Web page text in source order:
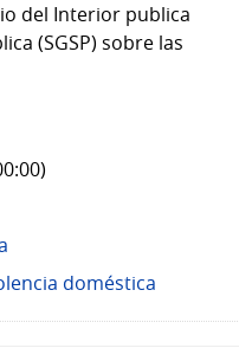
del Interior publica
(SGSP) sobre las
doméstica